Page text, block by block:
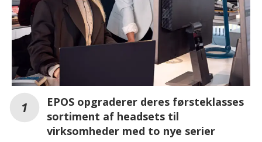
EPOS opgraderer deres førsteklasses
sortiment af headsets til
virksomheder med to nye serier